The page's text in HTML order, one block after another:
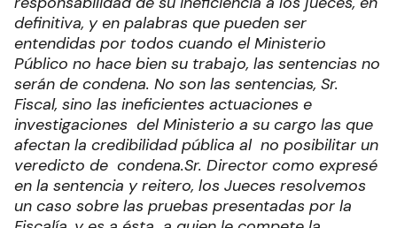
definitiva, y en palabras que pueden ser
entendidas por todos cuando el Ministerio
Público no hace bien su trabajo, las sentencias no
serán de condena. No son las sentencias, Sr.
Fiscal, sino las ineficientes actuaciones e
investigaciones del Ministerio a su cargo las que
afectan la credibilidad pública al no posibilitar un
veredicto de condena.Sr. Director como expresé
en la sentencia y reitero, los Jueces resolvemos
un caso sobre las pruebas presentadas por la